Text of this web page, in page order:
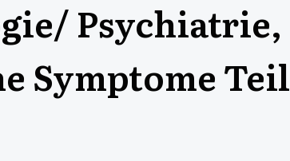
Psychiatrie,
Symptome Teil